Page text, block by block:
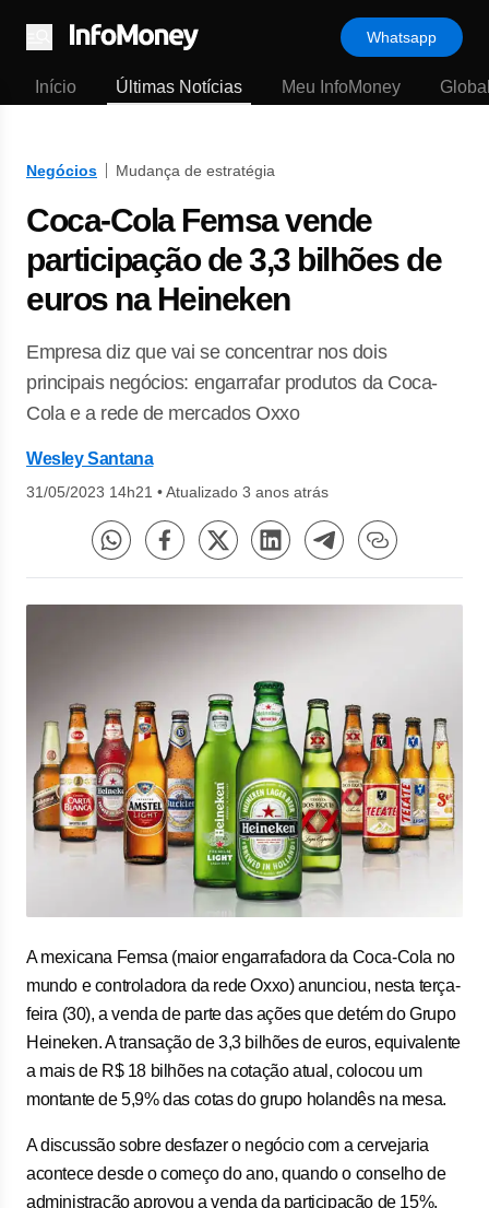
Menu
Whatsapp
Início Últimas Notícias Meu InfoMoney
Negócios Mudança de estratégia
Coca-Cola Femsa vende
participação de 3,3 bilhões de
euros na Heineken
Empresa diz que vai se concentrar nos dois
principais negócios: engarrafar produtos da Coca-
Cola e a rede de mercados Oxxo
Wesley Santana
31/05/2023 14h21 •Atualizado 3 anos atrás
A mexicana Femsa (maior engarrafadora da Coca-Cola no
mundo e controladora da rede Oxxo) anunciou, nesta terça-
feira (30), a venda de parte das ações que detém do Grupo
Heineken. A transação de 3,3 bilhões de euros, equivalente
a mais de R$ 18 bilhões na cotação atual, colocou um
montante de 5,9% das cotas do grupo holandês na mesa.
A discussão sobre desfazer o negócio com a cervejaria
acontece desde o começo do ano, quando o conselho de
administração aprovou a venda da participação de 15%.